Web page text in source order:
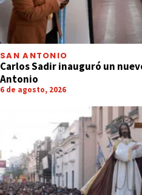
SAN ANTONIO
Carlos Sadir inauguró un
Antonio
6 de agosto, 2026